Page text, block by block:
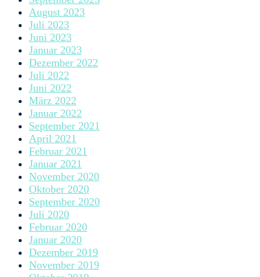
August 2023
Juli 2023
Juni 2023
Januar 2023
Dezember 2022
Juli 2022
Juni 2022
März 2022
Januar 2022
September 2021
April 2021
Februar 2021
Januar 2021
November 2020
Oktober 2020
September 2020
Juli 2020
Februar 2020
Januar 2020
Dezember 2019
November 2019